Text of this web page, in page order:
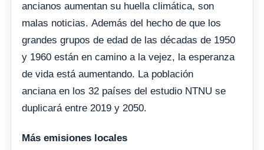
ancianos aumentan su huella climática, son
malas noticias. Además del hecho de que los
grandes grupos de edad de las décadas de 1950
y 1960 están en camino a la vejez, la esperanza
de vida está aumentando. La población
anciana en los 32 países del estudio NTNU se
duplicará entre 2019 y 2050.
Más emisiones locales